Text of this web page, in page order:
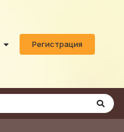
Регистрация